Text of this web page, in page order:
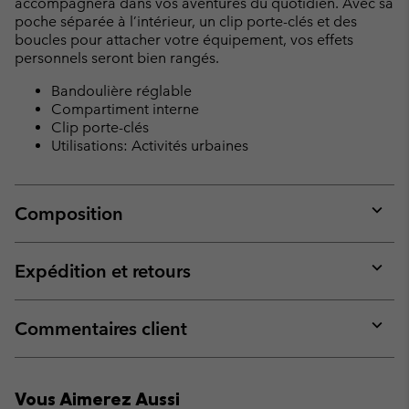
accompagnera dans vos aventures du quotidien. Avec sa
poche séparée à l’intérieur, un clip porte-clés et des
boucles pour attacher votre équipement, vos effets
personnels seront bien rangés.
Bandoulière réglable
Compartiment interne
Clip porte-clés
Utilisations: Activités urbaines
Composition
or
Expédition et retours
or
Commentaires client
or
Vous Aimerez Aussi